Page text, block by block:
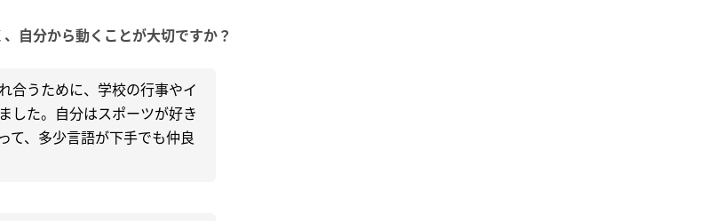
自分から動くことが大切ですか？
合うために、学校の行事やイ
した。自分はスポーツが好き
て、多少言語が下手でも仲良